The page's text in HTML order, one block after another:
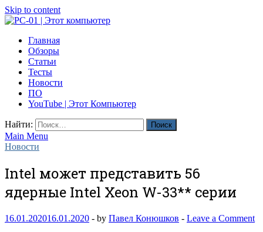
Skip to content
PC-01 | Этот компьютер
Компьютерные новости
Главная
Обзоры
Статьи
Тесты
Новости
ПО
YouTube | Этот Компьютер
Найти:
Main Menu
Новости
Intel может представить 56
ядерные Intel Xeon W-33** серии
16.01.202016.01.2020 - by Павел Конюшков - Leave a Comment